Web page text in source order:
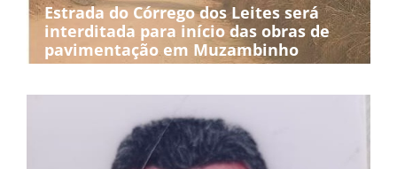
Estrada do Córrego dos Leites será
interditada para início das obras de
pavimentação em Muzambinho